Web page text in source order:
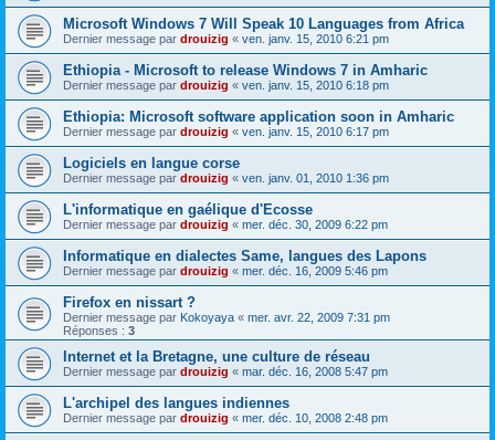
Microsoft Windows 7 Will Speak 10 Languages from Africa
Dernier message par drouizig « ven. janv. 15, 2010 6:21 pm
Ethiopia - Microsoft to release Windows 7 in Amharic
Dernier message par drouizig « ven. janv. 15, 2010 6:18 pm
Ethiopia: Microsoft software application soon in Amharic
Dernier message par drouizig « ven. janv. 15, 2010 6:17 pm
Logiciels en langue corse
Dernier message par drouizig « ven. janv. 01, 2010 1:36 pm
L'informatique en gaélique d'Ecosse
Dernier message par drouizig « mer. déc. 30, 2009 6:22 pm
Informatique en dialectes Same, langues des Lapons
Dernier message par drouizig « mer. déc. 16, 2009 5:46 pm
Firefox en nissart ?
Dernier message par Kokoyaya « mer. avr. 22, 2009 7:31 pm
Réponses : 3
Internet et la Bretagne, une culture de réseau
Dernier message par drouizig « mar. déc. 16, 2008 5:47 pm
L'archipel des langues indiennes
Dernier message par drouizig « mer. déc. 10, 2008 2:48 pm